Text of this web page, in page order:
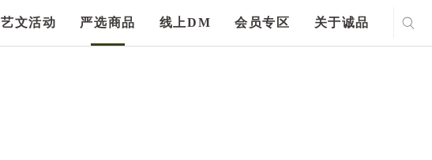
艺文活动 严选商品 线上DM 会员专区 关于诚品